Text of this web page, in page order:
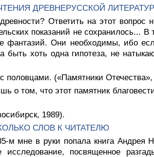
ДРЕВНЕРУССКОЙ
Ответить на этот вопрос
показаний не сохранилось... В
фантазий. Они необходимы, ибо
хоть одна гипотеза, не
половцами. («Памятники
о том, что этот памятник
1989).
СЛОВ К ЧИТАТЕЛЮ
м мне в руки попала книга Андрея
посвященное